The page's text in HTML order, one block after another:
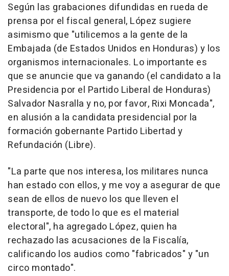
Según las grabaciones difundidas en rueda de
prensa por el fiscal general, López sugiere
asimismo que "utilicemos a la gente de la
Embajada (de Estados Unidos en Honduras) y los
organismos internacionales. Lo importante es
que se anuncie que va ganando (el candidato a la
Presidencia por el Partido Liberal de Honduras)
Salvador Nasralla y no, por favor, Rixi Moncada",
en alusión a la candidata presidencial por la
formación gobernante Partido Libertad y
Refundación (Libre).
"La parte que nos interesa, los militares nunca
han estado con ellos, y me voy a asegurar de que
sean de ellos de nuevo los que lleven el
transporte, de todo lo que es el material
electoral", ha agregado López, quien ha
rechazado las acusaciones de la Fiscalía,
calificando los audios como "fabricados" y "un
circo montado".